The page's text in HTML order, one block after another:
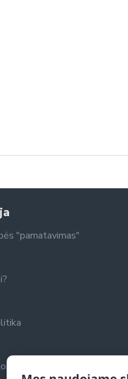
"pamatavimas"